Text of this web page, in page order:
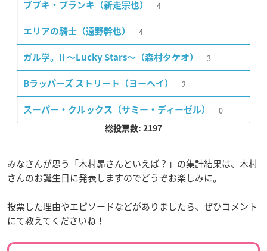
ブブキ・ブランキ（新走宗也） 4
エリアの騎士（遠野幹也） 4
ガル学。II 〜Lucky Stars〜（森村タケオ） 3
Bラッパーズ ストリート（ヨーヘイ） 2
スーパー・クルックス（サミー・ディーゼル） 0
総投票数: 2197
みなさんが思う「木村昴さんといえば？」の集計結果は、木村
さんのお誕生日に発表しますのでどうぞお楽しみに。
投票した理由やエピソードなどがありましたら、ぜひコメント
にて教えてくださいね！